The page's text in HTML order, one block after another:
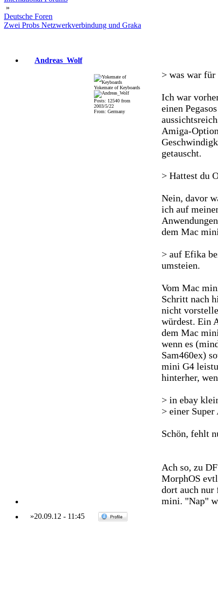
»
Deutsche Foren
Zwei Probs Netzwerkverbindung und Graka
Andreas_Wolf
Yokemate of Keyboards
Posts: 12540 from
2003/5/22
From: Germany
> was war für
Ich war
einen
Amiga-
getauscht.
> Hattest du
Nein, davor
ich auf
dem Mac
> auf Efika
umsteien.
Vom Mac
Schritt nach
nicht
würdest. Ein
dem Mac
wenn es
Sam460ex)
mini G4
hinterher,
> in ebay
> einer Super
Schön, fehlt
Ach so, zu
MorphOS
dort auch
mini. "Nap"
»20.09.12 - 11:45